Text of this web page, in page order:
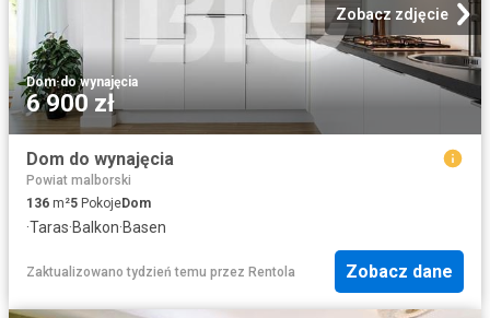
Zobacz zdjęcie
Dom·do wynajęcia
6 900 zł
Dom do wynajęcia
Powiat malborski
136 m²5 PokojeDom
·Taras·Balkon·Basen
Zaktualizowano tydzień temu przez Rentola Zobacz dane